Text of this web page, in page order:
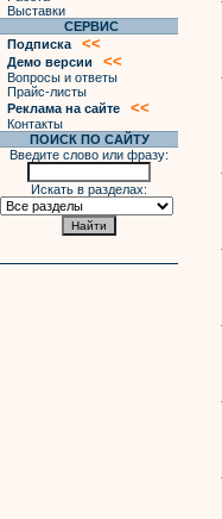
Выставки
СЕРВИС
Подписка
<<
Демо версии <<
Вопросы и ответы
Прайс-листы
Реклама на сайте
<<
Контакты
ПОИСК ПО САЙТУ
Введите слово или фразу:
Искать в разделах: